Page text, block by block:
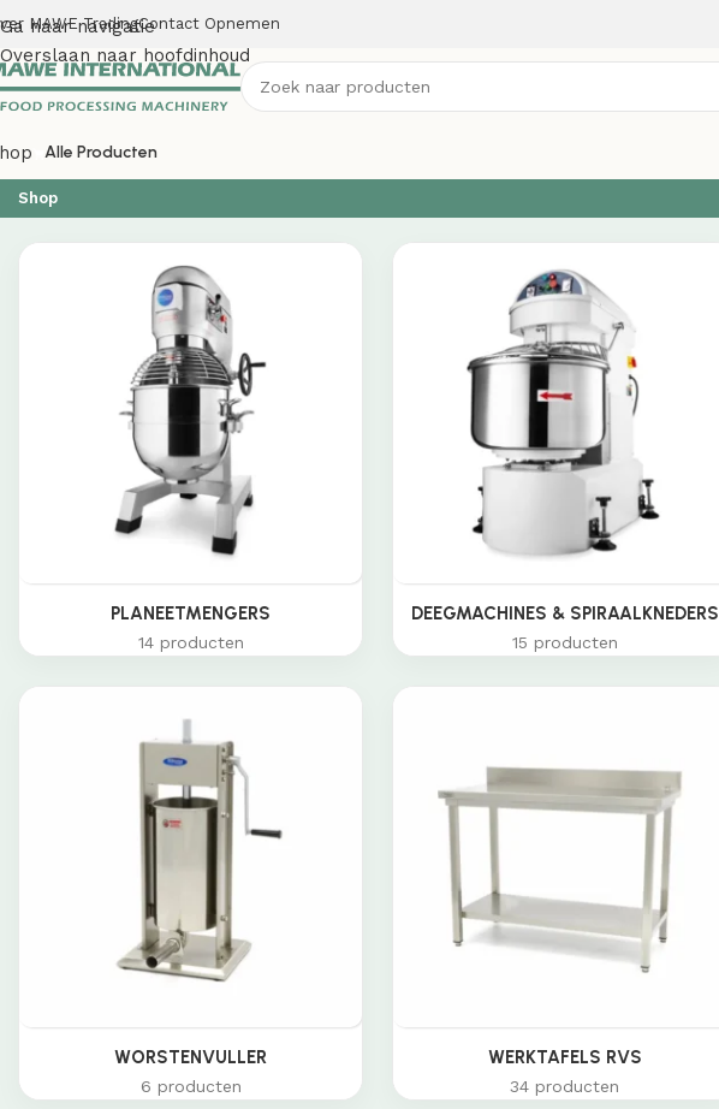
Ga naar navigatie
Overslaan naar hoofdinhoud
MAWE TradingContact Opnemen
Alle Producten
Shop
PLANEETMENGERS
14 producten
DEEGMACHINES & SPIRAALKNEDERS
15 producten
WORSTENVULLER
6 producten
WERKTAFELS RVS
34 producten